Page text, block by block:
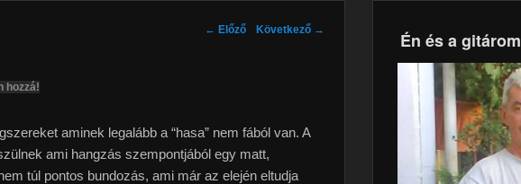
Post navigation
← Előző Következő →
hozzá!
aminek legalább a “hasa” nem fából van. A
ami hangzás szempontjából egy matt,
túl pontos bundozás, ami már az elején eltudja
Én és a gitárom